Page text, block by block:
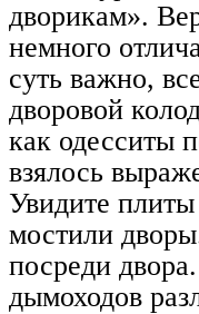
дворикам».
немного
суть важно,
дворовой
как одесситы
взялось
Увидите
мостили
посреди
дымоходов